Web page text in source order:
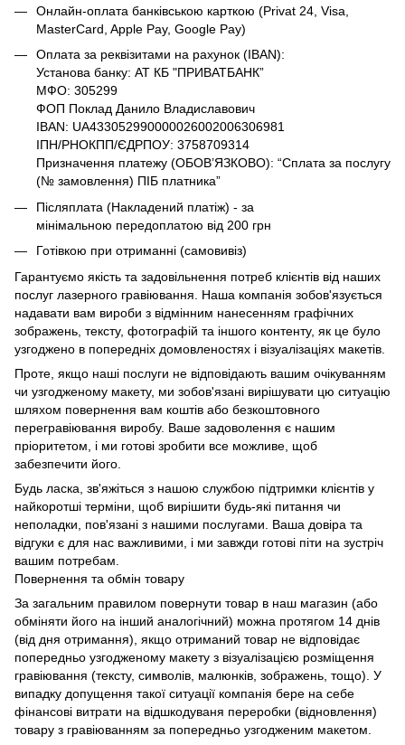
Онлайн-оплата банківською карткою (Privat 24, Visa,
MasterCard, Apple Pay, Google Pay)
Оплата за реквізитами на рахунок (IBAN):
Установа банку: АТ КБ "ПРИВАТБАНК”
МФО: 305299
ФОП Поклад Данило Владиславович
IBAN: UA433052990000026002006306981
ІПН/РНОКПП/ЄДРПОУ: 3758709314
Призначення платежу (ОБОВ’ЯЗКОВО): “Сплата за послугу
(№ замовлення) ПІБ платника”
Післяплата (Накладений платіж) - за
мінімальною передоплатою від 200 грн
Готівкою при отриманні (самовивіз)
Гарантуємо якість та задовільнення потреб клієнтів від наших
послуг лазерного гравіювання. Наша компанія зобов'язується
надавати вам вироби з відмінним нанесенням графічних
зображень, тексту, фотографій та іншого контенту, як це було
узгоджено в попередніх домовленостях і візуалізаціях макетів.
Проте, якщо наші послуги не відповідають вашим очікуванням
чи узгодженому макету, ми зобов'язані вирішувати цю ситуацію
шляхом повернення вам коштів або безкоштовного
перегравіювання виробу. Ваше задоволення є нашим
пріоритетом, і ми готові зробити все можливе, щоб
забезпечити його.
Будь ласка, зв'яжіться з нашою службою підтримки клієнтів у
найкоротші терміни, щоб вирішити будь-які питання чи
неполадки, пов'язані з нашими послугами. Ваша довіра та
відгуки є для нас важливими, і ми завжди готові піти на зустріч
вашим потребам.
Повернення та обмін товару
За загальним правилом повернути товар в наш магазин (або
обміняти його на інший аналогічний) можна протягом 14 днів
(від дня отримання), якщо отриманий товар не відповідає
попередньо узгодженому макету з візуалізацією розміщення
гравіювання (тексту, символів, малюнків, зображень, тощо). У
випадку допущення такої ситуації компанія бере на себе
фінансові витрати на відшкодуваня переробки (відновлення)
товару з гравіюванням за попередньо узгодженим макетом.